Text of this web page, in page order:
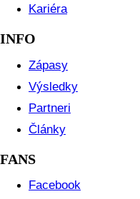
Kariéra
INFO
Zápasy
Výsledky
Partneri
Články
FANS
Facebook